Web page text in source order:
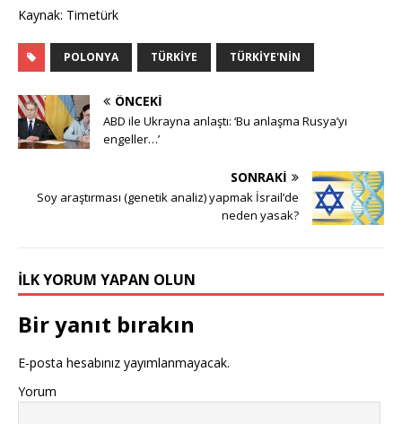
Kaynak: Timetürk
POLONYA TÜRKIYE TÜRKIYE'NIN
ÖNCEKI
ABD ile Ukrayna anlaştı: ‘Bu anlaşma Rusya’yı
engeller…’
SONRAKI
Soy araştırması (genetik analiz) yapmak İsrail’de
neden yasak?
İLK YORUM YAPAN OLUN
Bir yanıt bırakın
E-posta hesabınız yayımlanmayacak.
Yorum